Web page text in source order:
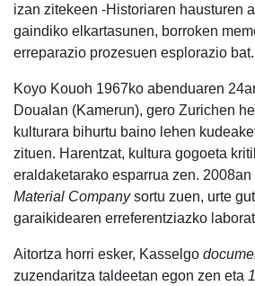
izan zitekeen -Historiaren hausturen
gaindiko elkartasunen, borroken
erreparazio prozesuen esplorazio bat.
Koyo Kouoh 1967ko abenduaren
Doualan (Kamerun), gero Zurichen
kulturara bihurtu baino lehen
zituen. Harentzat, kultura gogoeta
eraldaketarako esparrua zen. 2008an
Material Companysortu zuen, urte
garaikidearen erreferentziazko
Aitortza horri esker, Kasselgo
zuzendaritza taldeetan egon zen eta